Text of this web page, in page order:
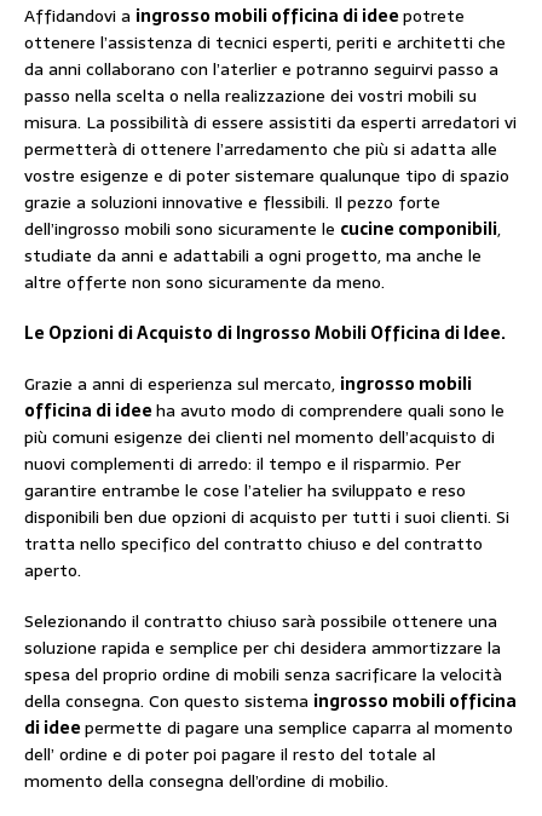
Affidandovi a ingrosso mobili officina di ideepotrete
ottenere l’assistenza di tecnici esperti, periti e architetti che
da anni collaborano con l’aterlier e potranno seguirvi passo a
passo nella scelta o nella realizzazione dei vostri mobili su
misura. La possibilità di essere assistiti da esperti arredatori vi
permetterà di ottenere l’arredamento che più si adatta alle
vostre esigenze e di poter sistemare qualunque tipo di spazio
grazie a soluzioni innovative e flessibili. Il pezzo forte
dell’ingrosso mobili sono sicuramente le cucine componibili,
studiate da anni e adattabili a ogni progetto, ma anche le
altre offerte non sono sicuramente da meno.
Le Opzioni di Acquisto di Ingrosso Mobili Officina di Idee.
Grazie a anni di esperienza sul mercato, ingrosso mobili
officina di ideeha avuto modo di comprendere quali sono le
più comuni esigenze dei clienti nel momento dell’acquisto di
nuovi complementi di arredo: il tempo e il risparmio. Per
garantire entrambe le cose l’atelier ha sviluppato e reso
disponibili ben due opzioni di acquisto per tutti i suoi clienti. Si
tratta nello specifico del contratto chiuso e del contratto
aperto.
Selezionando il contratto chiuso sarà possibile ottenere una
soluzione rapida e semplice per chi desidera ammortizzare la
spesa del proprio ordine di mobili senza sacrificare la velocità
della consegna. Con questo sistema ingrosso mobili officina
di ideepermette di pagare una semplice caparra al momento
dell’ ordine e di poter poi pagare il resto del totale al
momento della consegna dell’ordine di mobilio.